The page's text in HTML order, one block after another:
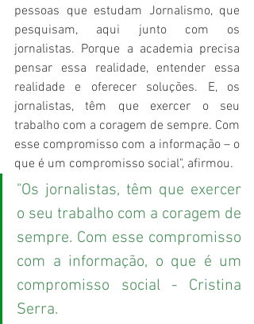
pessoas que estudam Jornalismo, que
pesquisam, aqui junto com os
jornalistas. Porque a academia precisa
pensar essa realidade, entender essa
realidade e oferecer soluções. E, os
jornalistas, têm que exercer o seu
trabalho com a coragem de sempre. Com
esse compromisso com a informação – o
que é um compromisso social", afirmou.
"Os jornalistas, têm que exercer
o seu trabalho com a coragem de
sempre. Com esse compromisso
com a informação, o que é um
compromisso social - Cristina
Serra.